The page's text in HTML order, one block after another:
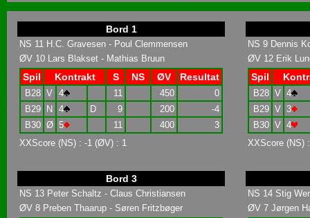
Bord 1
NS 11 H.C. Gravesen - Poul Clemmensen
ØV 10 Lars Blakset - Mathias Bruun
Spil Kontrakt S NS ØV Resultat
B28 V 4 11 450
0
B29
N 4 D 9 200
-4
B30 Ø 5 11 400
3
XXScore (NS) : -1 (ØV) : 1
NS 9 Dennis
ØV 12 Erik
Spil
B28 V 4
B29 V 3
B30 V 4
XXScore (NS)
Bord 3
NS 13 Peter Schaltz - Claus Christiansen
ØV 8 Preben Thaarup - Søren Fritzbøger
NS 14 Stig
ØV 7 Jørgen